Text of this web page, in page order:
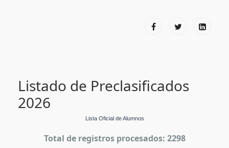
Listado de Preclasificados
2026
Lista Oficial de Alumnos
Total de registros procesados: 2298